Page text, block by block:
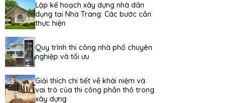
Lập kế hoạch xây dựng nhà dân
dụng tại Nha Trang: Các bước cần
thực hiện
Quy trình thi công nhà phố chuyên
nghiệp và tối ưu
Giải thích chi tiết về khái niệm và
vai trò của thi công phần thô trong
xây dựng